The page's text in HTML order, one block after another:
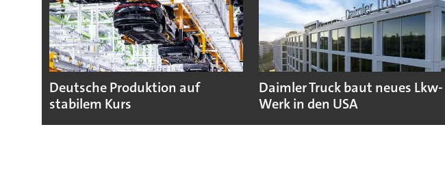
Deutsche Produktion auf
stabilem Kurs
Daimler Truck baut neues Lkw-
Werk in den USA